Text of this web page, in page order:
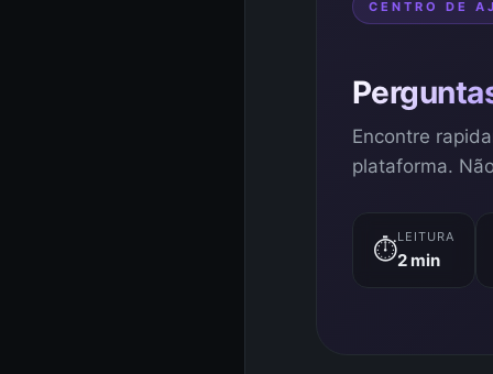
CENTRO DE
Encontre
plataforma.
⏱LEITURA
2 min